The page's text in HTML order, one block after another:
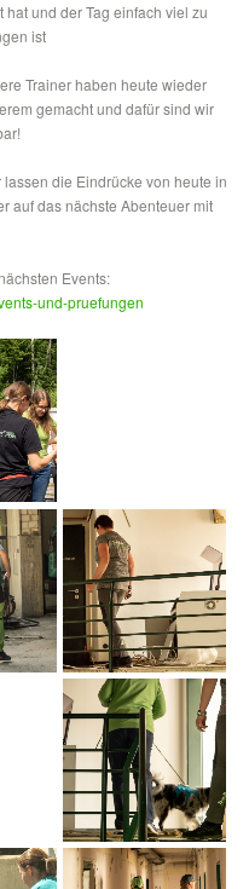
und der Tag einfach viel zu
ist
Trainer haben heute wieder
gemacht und dafür sind wir
die Eindrücke von heute in
auf das nächste Abenteuer mit
Events:
und-pruefungen